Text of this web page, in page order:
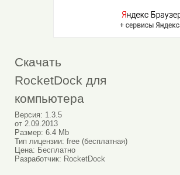
Скачать
RocketDock для
компьютера
Версия: 1.3.5
от 2.09.2013
Размер: 6.4 Mb
Тип лицензии: free (бесплатная)
Цена: Бесплатно
Разработчик: RocketDock